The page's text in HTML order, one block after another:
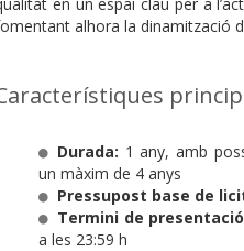
alhora la dinamització
Durada: 1 any, amb
un màxim de 4 anys
Pressupost base de
Termini de
a les 23:59 h